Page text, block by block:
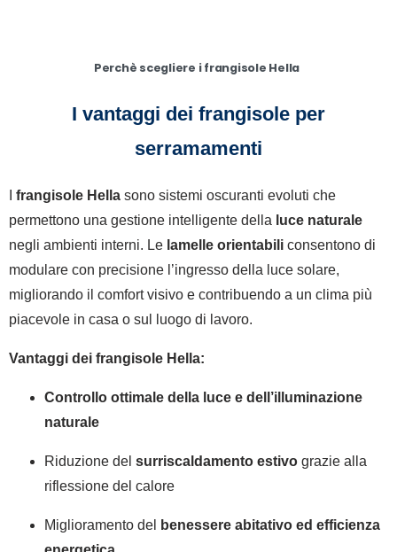
Perchè scegliere i frangisole Hella
I vantaggi dei frangisole per
serramamenti
frangisole Hella sono sistemi oscuranti evoluti che
permettono una gestione intelligente della luce naturale
negli ambienti interni. Le lamelle orientabili consentono di
modulare con precisione l’ingresso della luce solare,
migliorando il comfort visivo e contribuendo a un clima più
piacevole in casa o sul luogo di lavoro.
Vantaggi dei frangisole Hella:
Controllo ottimale della luce e dell’illuminazione
naturale
Riduzione del surriscaldamento estivo grazie alla
riflessione del calore
Miglioramento del
benessere abitativo ed efficienza